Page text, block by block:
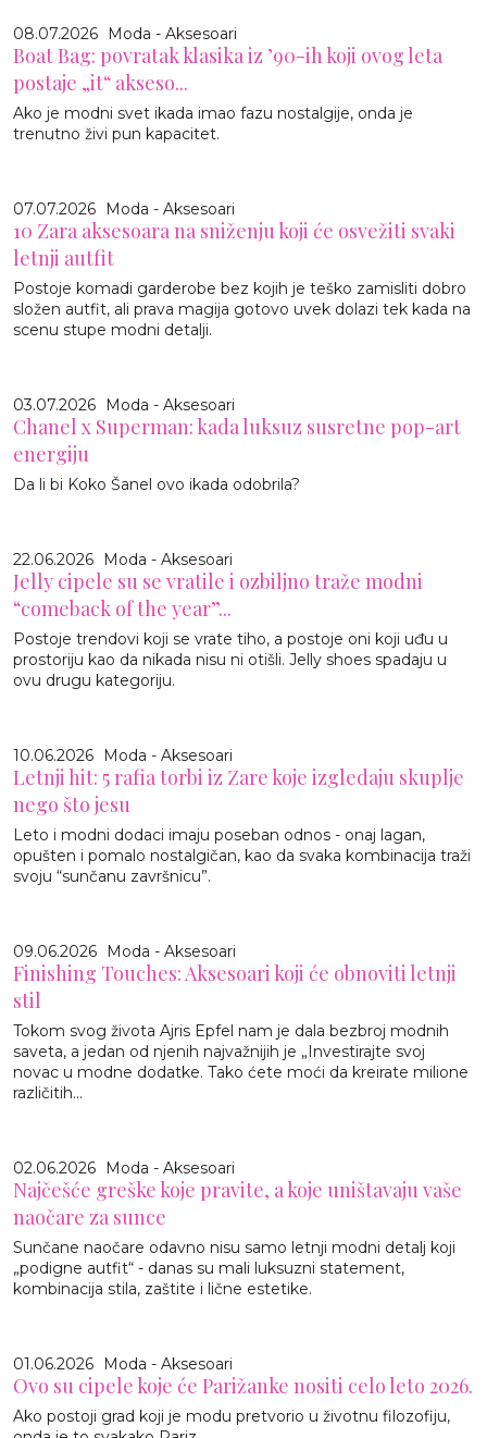
08.07.2026 Moda - Aksesoari
Boat Bag: povratak klasika iz ’90-ih koji ovog leta
postaje „it“ akseso...
Ako je modni svet ikada imao fazu nostalgije, onda je
trenutno živi pun kapacitet.
07.07.2026 Moda - Aksesoari
10 Zara aksesoara na sniženju koji će osvežiti svaki
letnji autfit
Postoje komadi garderobe bez kojih je teško zamisliti dobro
složen autfit, ali prava magija gotovo uvek dolazi tek kada na
scenu stupe modni detalji.
03.07.2026 Moda - Aksesoari
Chanel x Superman: kada luksuz susretne pop-art
energiju
Da li bi Koko Šanel ovo ikada odobrila?
22.06.2026 Moda - Aksesoari
Jelly cipele su se vratile i ozbiljno traže modni
“comeback of the year”...
Postoje trendovi koji se vrate tiho, a postoje oni koji uđu u
prostoriju kao da nikada nisu ni otišli. Jelly shoes spadaju u
ovu drugu kategoriju.
10.06.2026 Moda - Aksesoari
Letnji hit: 5 rafia torbi iz Zare koje izgledaju skuplje
nego što jesu
Leto i modni dodaci imaju poseban odnos - onaj lagan,
opušten i pomalo nostalgičan, kao da svaka kombinacija traži
svoju “sunčanu završnicu”.
09.06.2026 Moda - Aksesoari
Finishing Touches: Aksesoari koji će obnoviti letnji
stil
Tokom svog života Ajris Epfel nam je dala bezbroj modnih
saveta, a jedan od njenih najvažnijih je „Investirajte svoj
novac u modne dodatke. Tako ćete moći da kreirate milione
različitih...
02.06.2026 Moda - Aksesoari
Najčešće greške koje pravite, a koje uništavaju vaše
naočare za sunce
Sunčane naočare odavno nisu samo letnji modni detalj koji
„podigne autfit“ - danas su mali luksuzni statement,
kombinacija stila, zaštite i lične estetike.
01.06.2026 Moda - Aksesoari
Ovo su cipele koje će Parižanke nositi celo leto 2026.
Ako postoji grad koji je modu pretvorio u životnu filozofiju,